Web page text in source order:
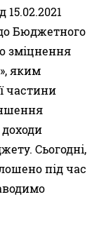
Бюджетного
зміцнення
яким
частини
Сьогодні,
під час